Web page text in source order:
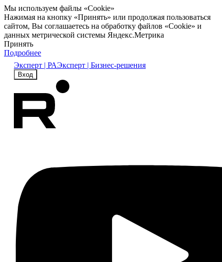
Мы используем файлы «Cookie»
Нажимая на кнопку «Принять» или продолжая пользоваться
сайтом, Вы соглашаетесь на обработку файлов «Cookie» и
данных метрической системы Яндекс.Метрика
Принять
Подробнее
Эксперт | РАЭксперт | Бизнес-решения
Вход